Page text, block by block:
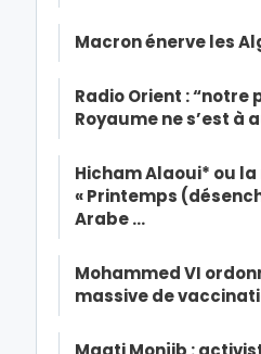
Macron énerve les
Radio Orient : “notre
Royaume ne s’est à
Hicham Alaoui* ou
« Printemps
Arabe …
Mohammed VI
massive de